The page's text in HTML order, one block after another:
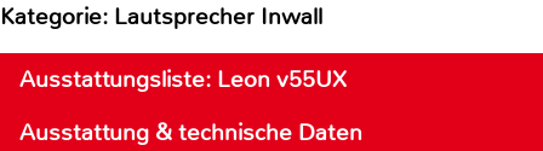
Kategorie: Lautsprecher Inwall
Ausstattungsliste: Leon v55UX
Ausstattung & technische Daten